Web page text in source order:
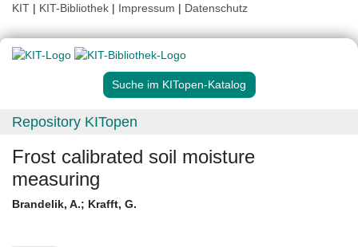
KIT | KIT-Bibliothek | Impressum | Datenschutz
Suche im KITopen-Katalog
Repository KITopen
Frost calibrated soil moisture
measuring
Brandelik, A.; Krafft, G.